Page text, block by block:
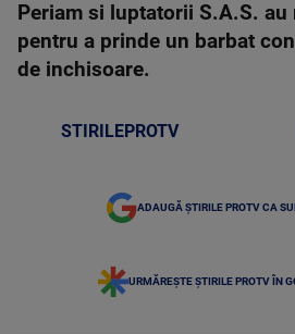
Periam si luptatorii S.A.S. au
pentru a prinde un barbat
de inchisoare.
STIRILEPROTV
ADAUGĂ ȘTIRILE PROTV CA
URMĂREȘTE ȘTIRILE PROTV ÎN